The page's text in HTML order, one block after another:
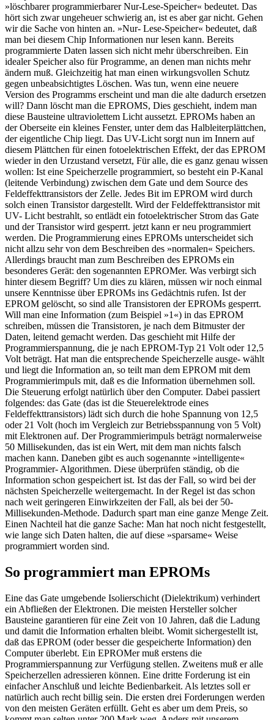
»löschbarer programmierbarer Nur-Lese-Speicher« bedeutet. Das
hört sich zwar ungeheuer schwierig an, ist es aber gar nicht. Gehen
wir die Sache von hinten an. »Nur- Lese-Speicher« bedeutet, daß
man bei diesem Chip Informationen nur lesen kann. Bereits
programmierte Daten lassen sich nicht mehr überschreiben. Ein
idealer Speicher also für Programme, an denen man nichts mehr
ändern muß. Gleichzeitig hat man einen wirkungsvollen Schutz
gegen unbeabsichtigtes Löschen. Was tun, wenn eine neuere
Version des Programms erscheint und man die alte dadurch ersetzen
will? Dann löscht man die EPROMS, Dies geschieht, indem man
diese Bausteine ultraviolettem Licht aussetzt. EPROMs haben an
der Oberseite ein kleines Fenster, unter dem das Halbleiterplättchen,
der eigentliche Chip liegt. Das UV-Licht sorgt nun im Innern auf
diesem Plättchen für einen fotoelektrischen Effekt, der das EPROM
wieder in den Urzustand versetzt, Für alle, die es ganz genau wissen
wollen: Ist eine Speicherzelle programmiert, so besteht ein P-Kanal
(leitende Verbindung) zwischen dem Gate und dem Source des
Feldeffekttransistors der Zelle. Jedes Bit im EPROM wird durch
solch einen Transistor dargestellt. Wird der Feldeffekttransistor mit
UV- Licht bestrahlt, so entlädt ein fotoelektrischer Strom das Gate
und der Transistor wird gesperrt. jetzt kann er neu programmiert
werden. Die Programmierung eines EPROMs unterscheidet sich
nicht allzu sehr von dem Beschreiben des »normalen« Speichers.
Allerdings braucht man zum Beschreiben des EPROMs ein
besonderes Gerät: den sogenannten EPROMer. Was verbirgt sich
hinter diesem Begriff? Um dies zu klären, müssen wir noch einmal
unsere Kenntnisse über EPROMs ins Gedächtnis rufen. Ist der
EPROM gelöscht, so sind alle Transistoren der EPROMs gesperrt.
Will man eine Information (zum Beispiel »1«) in das EPROM
schreiben, müssen die Transistoren, je nach dem Bitmuster der
Daten, leitend gemacht werden. Das geschieht mit Hilfe der
Programmierspannung, die je nach EPROM-Typ 21 Volt oder 12,5
Volt beträgt. Hat man die entsprechende Speicherzelle ausge- wählt
und liegt die Information an, so teilt man dem EPROM mit dem
Programmierimpuls mit, daß es die Information übernehmen soll.
Die Steuerung erfolgt natürlich über den Computer. Dabei passiert
folgendes: das Gate (das ist die Steuerelektrode eines
Feldeffekttransistors) lädt sich durch die hohe Spannung von 12,5
oder 21 Volt (hoch im Vergleich zur Betriebsspannung von 5 Volt)
mit Elektronen auf. Der Programmierimpuls beträgt normalerweise
50 Millisekunden, das ist ein Wert, mit dem man nichts falsch
machen kann. Daneben gibt es auch sogenannte »intelligente«
Programmier- Algorithmen. Diese überprüfen ständig, ob die
Information schon gespeichert ist. Ist das der Fall, so wird bei der
nächsten Speicherzelle weitergemacht. In der Regel ist das schon
nach weit geringeren Einwirkzeiten der Fall, als bei der 50-
Millisekunden-Methode. Dadurch spart man eine ganze Menge Zeit.
Einen Nachteil hat die ganze Sache: Man hat noch nicht festgestellt,
wie lange sich Daten halten, die auf diese »sparsame« Weise
programmiert worden sind.
So programmiert man EPROMs
Eine das Gate umgebende Isolierschicht (Dielektrikum) verhindert
ein Abfließen der Elektronen. Die meisten Hersteller solcher
Bausteine garantieren für eine Zeit von 10 Jahren, daß die Ladung
und damit die Information erhalten bleibt. Womit sichergestellt ist,
daß das EPROM (oder besser die gespeicherte Information) den
Computer überlebt. Ein EPROMer muß erstens die
Programmierspannung zur Verfügung stellen. Zweitens muß er alle
Speicherzellen adressieren können. Eine dritte Forderung ist ein
einfacher Anschluß und leichte Bedienbarkeit. Als letztes soll er
natürlich auch recht billig sein. Die ersten drei Forderungen werden
von den meisten Geräten erfüllt. Geht es aber um dem Preis, so